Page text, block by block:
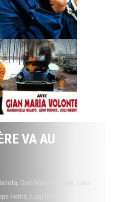
VA AU
, Gian Maria Volonté
Gino
Fortis, Luigi Diberti